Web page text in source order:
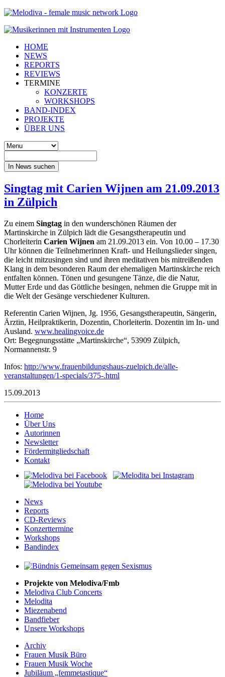
HOME
NEWS
REPORTS
REVIEWS
TERMINE
KONZERTE
WORKSHOPS
BAND-INDEX
PROJEKTE
ÜBER UNS
In News suchen
Singtag mit Carien Wijnen am 21.09.2013
in Zülpich
Zu einem Singtag in den wunderschönen Räumen der
Martinskirche in Zülpich lädt die Gesangstherapeutin und
Chorleiterin Carien Wijnen am 21.09.2013 ein. Von 10.00 – 17.30
Uhr können die Teilnehmerinnen Kraft- und Heilungslieder singen,
die leicht mitzusingen sind und ihren meditativen bis mitreißenden
Klang in dem besonderen Raum der ehemaligen Martinskirche reich
entfalten können. Tönen und gesungene Tänze, die die Natur,
Mutter Erde und das Göttliche besingen, nehmen die Gruppe mit in
die Welt der Gesänge verschiedener Kulturen.
Referentin Carien Wijnen, Jg. 1956, Gesangstherapeutin, Sängerin,
Ärztin, Heilpraktikerin, Dozentin, Chorleiterin. Dozentin im In- und
Ausland. www.healingvoice.de
Ort: Begegnungsstätte „Martinskirche“, 53909 Zülpich,
Normannenstr. 9
Infos: http://www.frauenbildungshaus-zuelpich.de/alle-
veranstaltungen/1-specials/375-.html
15.09.2013
Home
Über Uns
Autorinnen
Newsletter
Fördermitgliedschaft
Kontakt
News
Reports
CD-Reviews
Konzerttermine
Workshops
Bandindex
Projekte von Melodiva/Fmb
Melodiva Club Concerts
Melodita
Miezenabend
Bandfieber
Unsere Workshops
Archiv
Frauen Musik Büro
Frauen Musik Woche
Jubiläum „femmetastique“